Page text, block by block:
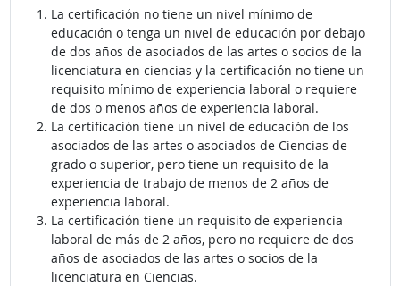
La certificación no tiene un nivel mínimo de
educación o tenga un nivel de educación por debajo
de dos años de asociados de las artes o socios de la
licenciatura en ciencias y la certificación no tiene un
requisito mínimo de experiencia laboral o requiere
de dos o menos años de experiencia laboral.
La certificación tiene un nivel de educación de los
asociados de las artes o asociados de Ciencias de
grado o superior, pero tiene un requisito de la
experiencia de trabajo de menos de 2 años de
experiencia laboral.
La certificación tiene un requisito de experiencia
laboral de más de 2 años, pero no requiere de dos
años de asociados de las artes o socios de la
licenciatura en Ciencias.